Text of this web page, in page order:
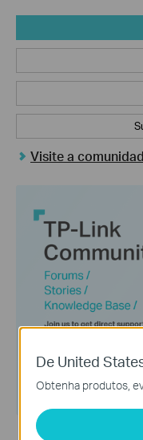
Visite a
De United
Obtenha produtos,